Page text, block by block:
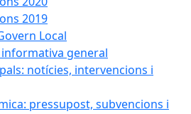
2019
Local
general
notícies, intervencions i
pressupost, subvencions i